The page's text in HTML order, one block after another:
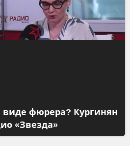
виде фюрера? Кургинян
«Звезда»